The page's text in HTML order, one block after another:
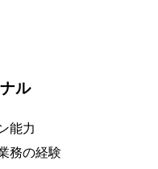
ル
能力
務の経験